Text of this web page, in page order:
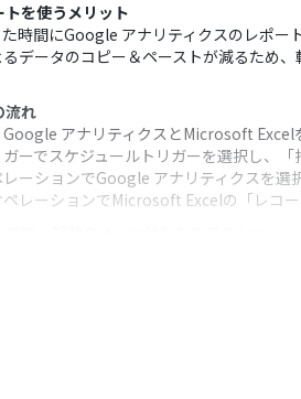
を使うメリット
時間にGoogle アナリティクスのレポー
データのコピー＆ペーストが減るため
流れ
アナリティクスとMicrosoft Excel
ーでスケジュールトリガーを選択し、
ーションでGoogle アナリティクスを選
レーションでMicrosoft Excelの「レコ